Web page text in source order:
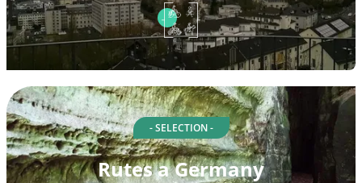
- SELECTION -
Rutes a Germany